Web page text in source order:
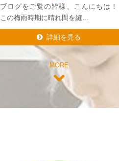
ブログをご覧の皆様、こんにちは！
この梅雨時期に晴れ間を縫…
詳細を見る
詳細を見る
MORE